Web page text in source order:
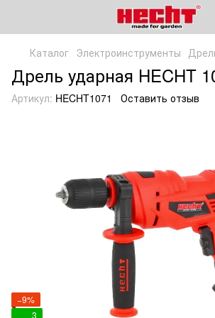
Каталог Электроинструменты
Дрель ударная HECHT
Артикул: HECHT1071 Оставить отзыв
−9%
3